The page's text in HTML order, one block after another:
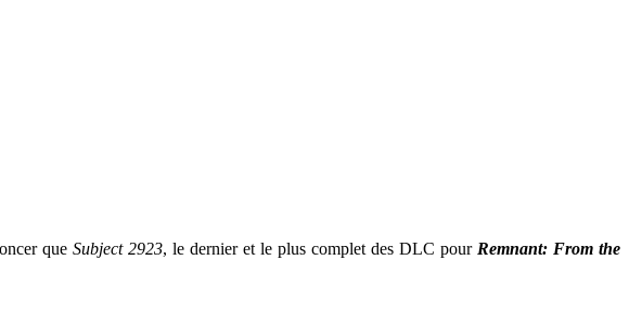
que Subject 2923, le dernier et le plus complet des DLC pour Remnant: From the